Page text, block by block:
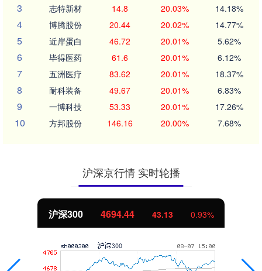
3 志特新材 14.8 20.03% 14.18%
4 博腾股份 20.44 20.02% 14.77%
5 近岸蛋白 46.72 20.01% 5.62%
6 毕得医药 61.6 20.01% 6.12%
7 五洲医疗 83.62 20.01% 18.37%
8 耐科装备 49.67 20.01% 6.83%
9 一博科技 53.33 20.01% 17.26%
10 方邦股份 146.16 20.00% 7.68%
沪深京行情 实时轮播
沪深300 4694.44 43.13 0.93%